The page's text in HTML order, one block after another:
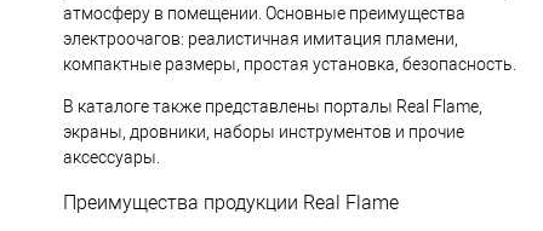
атмосферу в помещении. Основные преимущества
электроочагов: реалистичная имитация пламени,
компактные размеры, простая установка, безопасность.
В каталоге также представлены порталы Real Flame,
экраны, дровники, наборы инструментов и прочие
аксессуары.
Преимущества продукции Real Flame